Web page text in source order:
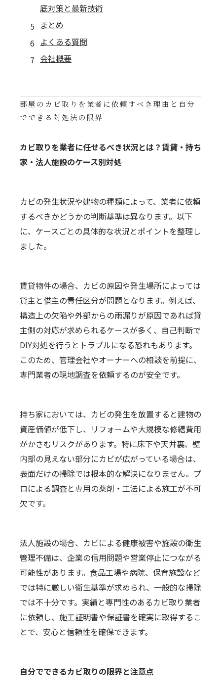
底対策と最新技術
まとめ
よくある質問
会社概要
部屋のカビ取りを業者に依頼すべき理由と自分
でできる対処法の限界
カビ取りを業者に任せるべき状況とは？賃貸・持ち
家・法人施設のケース別対処
カビの発生状況や建物の種類によって、業者に依頼
するべきかどうかの判断基準は異なります。以下
に、ケースごとの具体的な状況とポイントを整理し
ました。
賃貸物件の場合、カビの原因や発生場所によっては
貸主と借主の責任区分が問題となります。例えば、
構造上の欠陥や外部からの雨漏りが原因であれば貸
主側の対応が求められるケースが多く、自己判断で
DIY対処を行うとトラブルになる恐れもあります。
このため、管理会社やオーナーへの相談を前提に、
専門業者の現地調査を依頼するのが安全です。
持ち家においては、カビの発生を放置すると建物の
資産価値が低下し、リフォームや大規模な修繕費用
がかさむリスクがあります。特に床下や天井裏、壁
内部の見えない部分にカビが広がっている場合は、
表面だけの掃除では根本的な解決になりません。プ
ロによる調査と専用の薬剤・工法による施工が不可
欠です。
法人施設の場合、カビによる健康被害や施設の衛生
管理不備は、企業の信用問題や営業停止につながる
可能性があります。食品工場や病院、保育施設など
では特に厳しい衛生基準が求められ、一般的な掃除
では不十分です。実績と専門性のあるカビ取り業者
に依頼し、施工証明書や保証書を確実に取得するこ
とで、安心と信頼性を確保できます。
自分でできるカビ取りの限界と注意点